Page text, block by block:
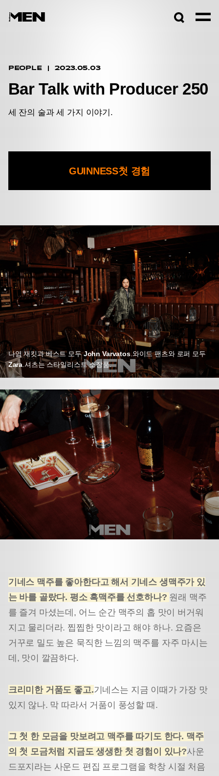
PEOPLE 2023.05.03
Bar Talk with Producer 250
세 잔의 술과 세 가지 이야기.
GUINNESS첫 경험
나염 재킷과 베스트 모두John Varvatos. 와이드 팬츠와 로퍼 모두
Zara .셔츠는 스타일리스트 소장품.
기네스 맥주를 좋아한다고 해서 기네스 생맥주가 있
는 바를 골랐다. 평소 흑맥주를 선호하나? 원래 맥주
를 즐겨 마셨는데, 어느 순간 맥주의 홉 맛이 버거워
지고 물리더라. 찝찝한 맛이라고 해야 하나. 요즘은
거꾸로 밀도 높은 묵직한 느낌의 맥주를 자주 마시는
데, 맛이 깔끔하다.
크리미한 거품도 좋고.기네스는 지금 이때가 가장 맛
있지 않나. 막 따라서 거품이 풍성할 때.
그 첫 한 모금을 맛보려고 맥주를 따기도 한다. 맥주
의 첫 모금처럼 지금도 생생한 첫 경험이 있나?사운
드포지라는 사운드 편집 프로그램을 학창 시절 처음